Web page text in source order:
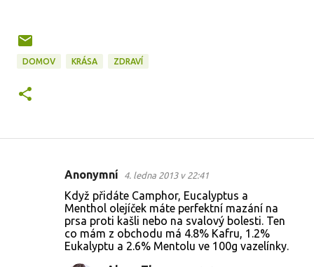
DOMOV KRÁSA ZDRAVÍ
Anonymní 4. ledna 2013 v 22:41
Když přidáte Camphor, Eucalyptus a
Menthol olejíček máte perfektní mazání na
prsa proti kašli nebo na svalový bolesti. Ten
co mám z obchodu má 4.8% Kafru, 1.2%
Eukalyptu a 2.6% Mentolu ve 100g vazelínky.